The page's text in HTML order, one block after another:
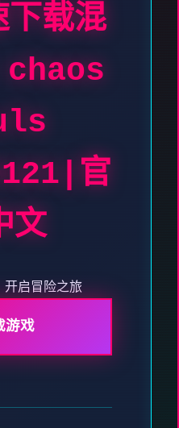
载混
官
文
开启冒险之旅
游戏